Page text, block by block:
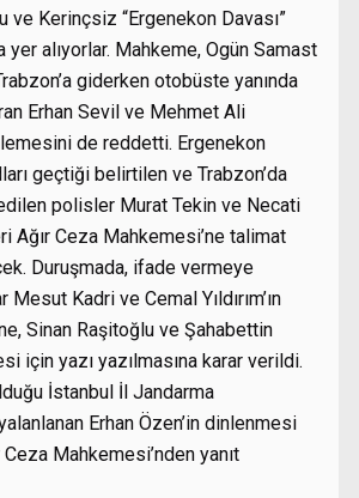
ve Kerinçsiz “Ergenekon Davası”
yer alıyorlar. Mahkeme, Ogün Samast
giderken otobüste yanında
Erhan Sevil ve Mehmet Ali
de reddetti. Ergenekon
geçtiği belirtilen ve Trabzon’da
polisler Murat Tekin ve Necati
Ağır Ceza Mahkemesi’ne talimat
Duruşmada, ifade vermeye
Kadri ve Cemal Yıldırım’ın
Sinan Raşitoğlu ve Şahabettin
için yazı yazılmasına karar verildi.
İstanbul İl Jandarma
Erhan Özen’in dinlenmesi
Mahkemesi’nden yanıt